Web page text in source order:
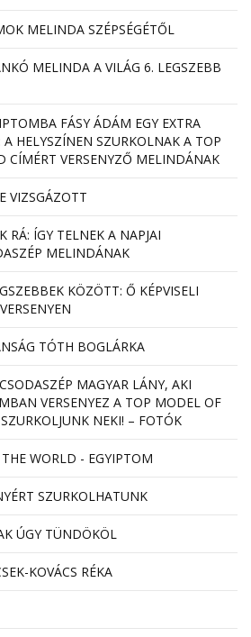
MELINDA SZÉPSÉGÉTŐL
MELINDA A VILÁG 6. LEGSZEBB
FÁSY ÁDÁM EGY EXTRA
A HELYSZÍNEN SZURKOLNAK A TOP
CÍMÉRT VERSENYZŐ MELINDÁNAK
VIZSGÁZOTT
RÁ: ÍGY TELNEK A NAPJAI
MELINDÁNAK
KÖZÖTT: Ő KÉPVISELI
TÓTH BOGLÁRKA
MAGYAR LÁNY, AKI
VERSENYEZ A TOP MODEL OF
NEKI! – FOTÓK
WORLD - EGYIPTOM
SZURKOLHATUNK
ÚGY TÜNDÖKÖL
KOVÁCS RÉKA